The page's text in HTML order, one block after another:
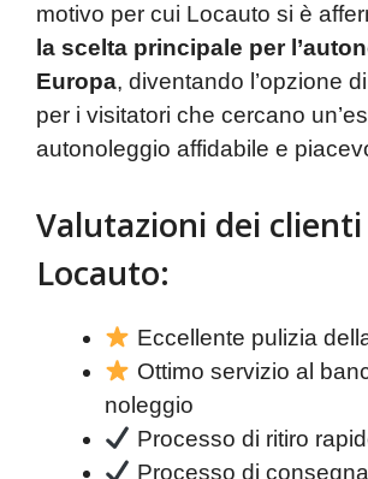
motivo per cui Locauto si è
la scelta principale per
Europa, diventando l’opzione
per i visitatori che cercano
autonoleggio affidabile e
Valutazioni dei clienti
Locauto:
Eccellente pulizia
Ottimo servizio al
noleggio
Processo di ritiro
Processo di